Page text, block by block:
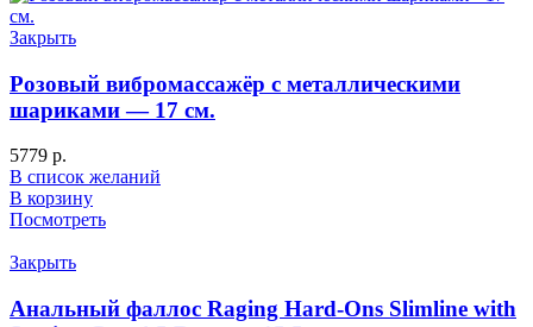
Закрыть
Розовый вибромассажёр с металлическими
шариками — 17 см.
5779 р.
В список желаний
В корзину
Посмотреть
Закрыть
Анальный фаллос Raging Hard-Ons Slimline with